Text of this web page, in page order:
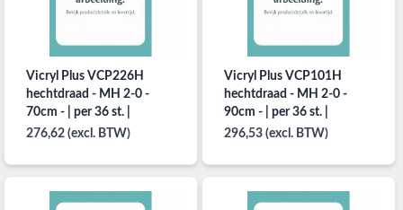
Vicryl Plus VCP226H
hechtdraad - MH 2-0 -
70cm - | per 36 st. |
276,62 (excl. BTW)
Vicryl Plus VCP101H
hechtdraad - MH 2-0 -
90cm - | per 36 st. |
296,53 (excl. BTW)